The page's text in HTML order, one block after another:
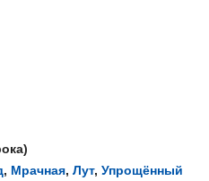
)
, Мрачная, Лут, Упрощённый